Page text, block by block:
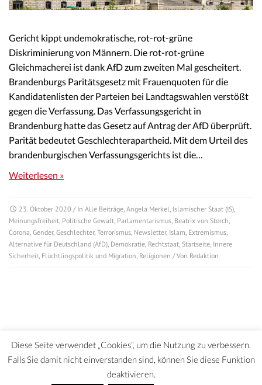
Gericht kippt undemokratische, rot-rot-grüne
Diskriminierung von Männern. Die rot-rot-grüne
Gleichmacherei ist dank AfD zum zweiten Mal gescheitert.
Brandenburgs Paritätsgesetz mit Frauenquoten für die
Kandidatenlisten der Parteien bei Landtagswahlen verstößt
gegen die Verfassung. Das Verfassungsgericht in
Brandenburg hatte das Gesetz auf Antrag der AfD überprüft.
Parität bedeutet Geschlechterapartheid. Mit dem Urteil des
brandenburgischen Verfassungsgerichts ist die…
Weiterlesen »
23. Oktober 2020 / In Alle Beiträge, Angela Merkel, Islamischer Staat (IS),
Meinungsfreiheit, Politische Gewalt, Parlamentarismus, Beatrix von Storch,
Corona, Gender, Geschlechter, Terrorismus, Newsletter, Islam, Extremismus,
Alternative für Deutschland (AfD), Demokratie, Rechtstaat, Startseite, Innere
Sicherheit, Flüchtlingspolitik und Migration, Religionen / Von Redaktion
Diese Seite verwendet „Cookies“, um die Nutzung zu verbessern.
Falls Sie damit nicht einverstanden sind, können Sie diese Funktion
deaktivieren.